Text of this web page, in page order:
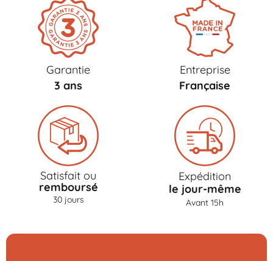
Garantie
3 ans
Entreprise
Française
Satisfait ou
remboursé
30 jours
Expédition
le jour-même
Avant 15h